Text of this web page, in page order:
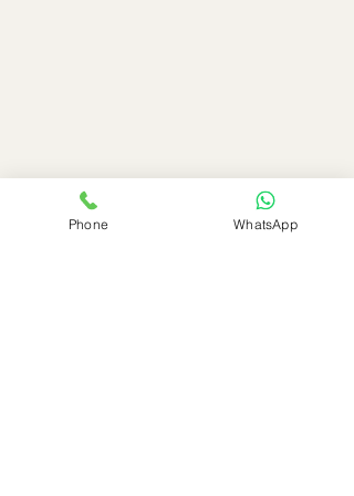
Phone WhatsApp